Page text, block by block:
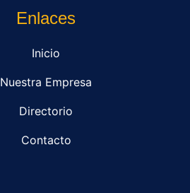
Enlaces
Inicio
Nuestra Empresa
Directorio
Contacto